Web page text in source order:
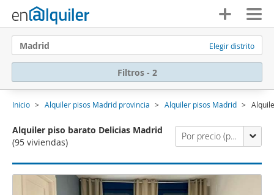
Madrid Elegir distrito
Filtros - 2
Inicio Alquiler pisos Madrid provincia Alquiler pisos Madrid
Alquiler piso barato Delicias Madrid
(95 viviendas)
Por precio (primero los económicos)